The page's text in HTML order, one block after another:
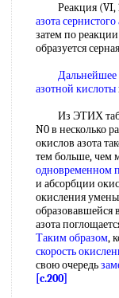
Реакция (VI,
азота
затем по
образуется
Дальнейшее
азотной кислоты
Из ЭТИХ
N0 в несколько
окислов азота
тем больше, чем
одновременном
и абсорбции
окисления
образовавшейся в
азота
Таким образом,
скорость
свою очередь
[c.200]